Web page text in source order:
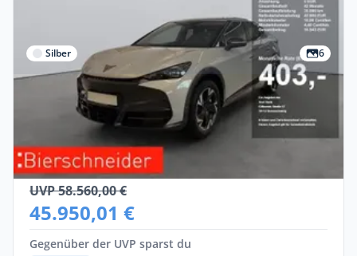
Silber 6
Gewerbe
Cupra Tavascan
Elektro •Automatik •285 PS (210 kW)
Neuwagen
UVP 58.560,00 €
45.950,01 €
Gegenüber der UVP sparst du